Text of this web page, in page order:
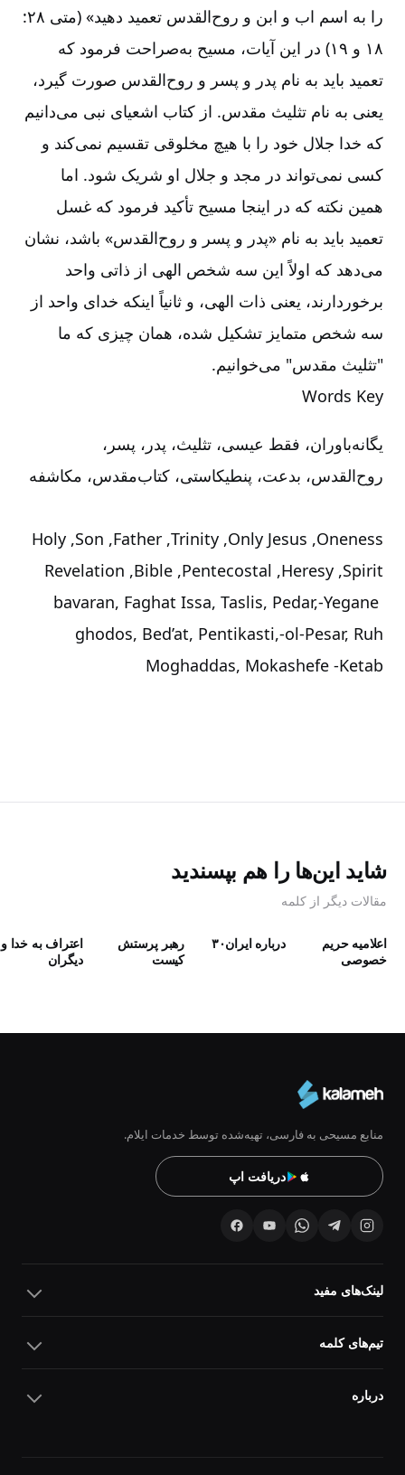
را به اسم اب و ابن و روح‌‌القدس تعمید دهید» (متی ۲۸:‏
۱۸ و ۱۹) در این آیات، مسیح به‌‌صراحت فرمود که
تعمید باید به نام پدر و پسر و روح‌‌القدس صورت گیرد،
یعنی به نام تثلیث مقدس. از کتاب اشعیای نبی می‌‌دانیم
که خدا جلال خود را با هیچ مخلوقی تقسیم نمی‌‌کند و
کسی نمی‌‌تواند در مجد و جلال او شریک شود. اما
همین نکته که در اینجا مسیح تأکید فرمود که غسل
تعمید باید به نام «‌پدر و پسر و روح‌‌القدس» باشد، نشان
می‌‌دهد که اولاً این سه شخص الهی از ذاتی واحد
برخوردارند، یعنی ذات الهی، و ثانیاً اینکه خدای واحد از
سه شخص متمایز تشکیل شده، همان چیزی که ما
"تثلیث مقدس" می‌‌خوانیم.
Key
Words
یگانه‌‌باوران، فقط عیسی، تثلیث، پدر، پسر،
روح‌‌القدس، بدعت، پنطیکاستی، کتاب‌‌مقدس، مکاشفه
Oneness
,
Jesus
Only
,
Trinity
,
Father
,
Son
,
Holy
Spirit
,
Heresy
,
Pentecostal
,
Bible
,
Revelation
Yegane-‏‏‏‏‏‏‏‏‏‏‏‏bavaran, Faghat Issa, Taslis, Pedar,
Pesar, Ruh-‏‏‏‏‏‏‏‏‏‏‏‏ol-‏‏‏‏‏‏‏‏‏‏‏‏ghodos, Bed’at, Pentikasti,
Ketab-‏‏‏‏‏‏‏‏‏‏‏‏ Moghaddas, Mokashefe
شاید این‌ها را هم بپسندید
مقالات دیگر از کلمه
اعلامیه حریم
خصوصی
درباره ایران۳۰
رهبر پرستش
كيست
اعتراف به خدا و
دیگران
منابع مسیحی به فارسی، تهیه‌شده توسط خدمات ایلام.
دریافت اپ
لینک‌های مفید
تیم‌های کلمه
درباره